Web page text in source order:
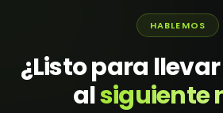
HABLEMOS
¿Listo para
alsiguiente